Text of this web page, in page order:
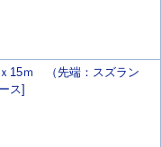
15ｍ （先端：スズラン
ス]